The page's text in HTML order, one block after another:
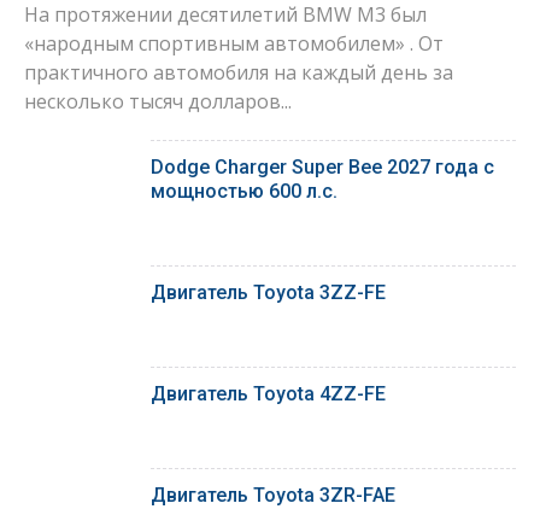
На протяжении десятилетий BMW M3 был
«народным спортивным автомобилем» . От
практичного автомобиля на каждый день за
несколько тысяч долларов...
Dodge Charger Super Bee 2027 года с
мощностью 600 л.с.
Двигатель Toyota 3ZZ-FE
Двигатель Toyota 4ZZ-FE
Двигатель Toyota 3ZR-FAE